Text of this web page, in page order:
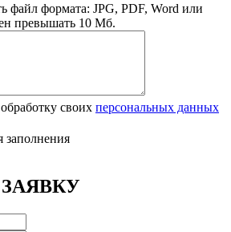
файл формата: JPG, PDF, Word или
превышать 10 Мб.
своих персональных данных
заполнения